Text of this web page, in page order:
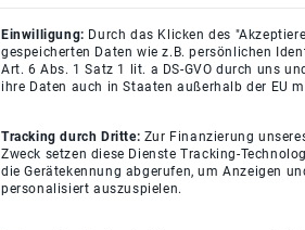
Einwilligung: Durch das Klicken des
gespeicherten Daten wie z.B. persönlichen
Art. 6 Abs. 1 Satz 1 lit. a DS-GVO durch uns
ihre Daten auch in Staaten außerhalb der EU
Tracking durch Dritte: Zur Finanzierung
Zweck setzen diese Dienste Tracking-
die Gerätekennung abgerufen, um Anzeigen
personalisiert auszuspielen.